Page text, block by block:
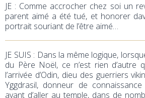
JE : Comme accrocher chez soi un
parent aimé a été tué, et honorer
portrait souriant de l’être aimé…
JE SUIS : Dans la même logique,
du Père Noël, ce n’est rien d’autre
l’arrivée d’Odin, dieu des guerriers
Yggdrasil, donneur de
avant d’aller au temple, dans de